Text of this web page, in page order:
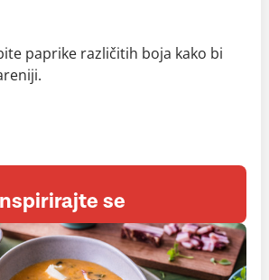
paprike različitih boja kako bi
Inspirirajte se